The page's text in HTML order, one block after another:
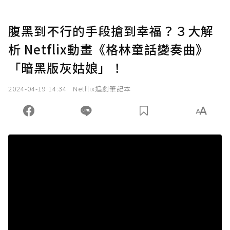
腹黑到不行的手段搶到幸福？３大解
析 Netflix動畫《格林童話變奏曲》
「暗黑版灰姑娘」！
2024-04-19 14:34 Netflix追劇筆記本